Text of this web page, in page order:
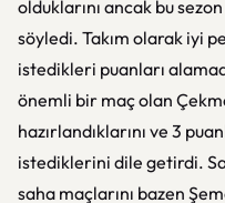
olduklarını ancak bu
söyledi. Takım olarak iyi
istedikleri puanları
önemli bir maç olan
hazırlandıklarını ve 3
istediklerini dile getirdi.
saha maçlarını bazen